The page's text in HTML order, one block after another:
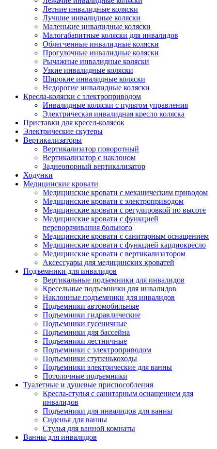
Летние инвалидные коляски
Лучшие инвалидные коляски
Маленькие инвалидные коляски
Малогабаритные коляски для инвалидов
Облегченные инвалидные коляски
Прогулочные инвалидные коляски
Рычажные инвалидные коляски
Узкие инвалидные коляски
Широкие инвалидные коляски
Недорогие инвалидные коляски
Кресла-коляски с электроприводом
Инвалидные коляски с пультом управления
Электрическая инвалидная кресло коляска
Приставки для кресел-колясок
Электрические скутеры
Вертикализаторы
Вертикализатор поворотный
Вертикализатор с наклоном
Заднеопорный вертикализатор
Ходунки
Медицинские кровати
Медицинские кровати с механическим приводом
Медицинские кровати с электроприводом
Медицинские кровати с регулировкой по высоте
Медицинские кровати с функцией
переворачивания больного
Медицинские кровати с санитарным оснащением
Медицинские кровати с функцией кардиокресло
Медицинские кровати с вертикализатором
Аксессуары для медицинских кроватей
Подъемники для инвалидов
Вертикальные подъемники для инвалидов
Кресельные подъемники для инвалидов
Наклонные подъемники для инвалидов
Подъемники автомобильные
Подъемники гидравлические
Подъемники гусеничные
Подъемники для бассейна
Подъемники лестничные
Подъемники с электроприводом
Подъемники ступенькоходы
Подъемники электрические для ванны
Потолочные подъемники
Туалетные и душевые приспособления
Кресла-стулья с санитарным оснащением для
инвалидов
Подъемники для инвалидов для ванны
Сиденья для ванны
Стулья для ванной комнаты
Ванны для инвалидов